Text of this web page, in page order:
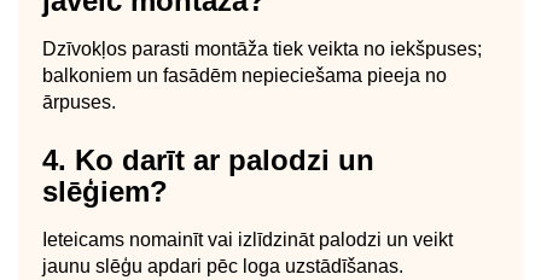
Dzīvokļos parasti montāža tiek veikta no iekšpuses;
balkoniem un fasādēm nepieciešama pieeja no
ārpuses.
4. Ko darīt ar palodzi un
slēģiem?
Ieteicams nomainīt vai izlīdzināt palodzi un veikt
jaunu slēģu apdari pēc loga uzstādīšanas.